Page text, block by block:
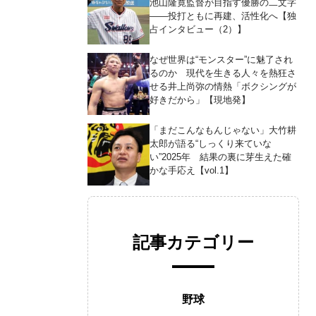
池山隆寛監督が目指す優勝の二文字
――投打ともに再建、活性化へ【独
占インタビュー（2）】
なぜ世界は“モンスター”に魅了され
るのか 現代を生きる人々を熱狂さ
せる井上尚弥の情熱「ボクシングが
好きだから」【現地発】
「まだこんなもんじゃない」大竹耕
太郎が語る“しっくり来ていな
い”2025年 結果の裏に芽生えた確
かな手応え【vol.1】
記事カテゴリー
野球